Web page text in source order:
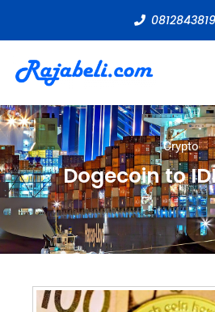
Crypto
Dogecoin to